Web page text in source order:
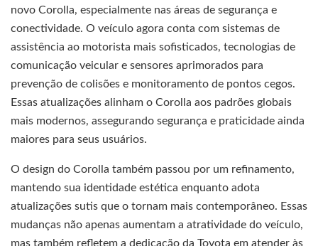
novo Corolla, especialmente nas áreas de segurança e
conectividade. O veículo agora conta com sistemas de
assistência ao motorista mais sofisticados, tecnologias de
comunicação veicular e sensores aprimorados para
prevenção de colisões e monitoramento de pontos cegos.
Essas atualizações alinham o Corolla aos padrões globais
mais modernos, assegurando segurança e praticidade ainda
maiores para seus usuários.
O design do Corolla também passou por um refinamento,
mantendo sua identidade estética enquanto adota
atualizações sutis que o tornam mais contemporâneo. Essas
mudanças não apenas aumentam a atratividade do veículo,
mas também refletem a dedicação da Toyota em atender às